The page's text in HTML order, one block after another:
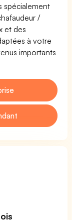
spécialement
/
et des
à votre
importants